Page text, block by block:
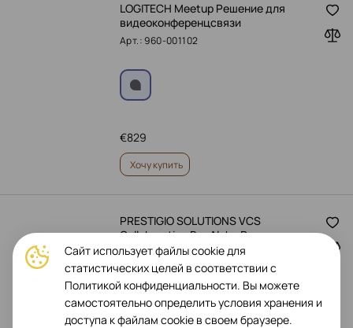
LOGITECH Meetup Решение для
видеоконференцсвязи
Арт.: 960-001102
829
€
Хочу купить
PRESTIGIO SOLUTIONS VCS
Collaboration Bar Alpha Решение для
видеоконференцсвязи
Арт.: PVCCU12M601
Сайт использует файлы cookie для
статистических целей в соответствии с
Политикой конфиденциальности. Вы можете
самостоятельно определить условия хранения и
доступа к файлам cookie в своем браузере.